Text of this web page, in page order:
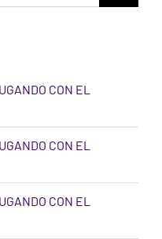
CON EL
CON EL
CON EL